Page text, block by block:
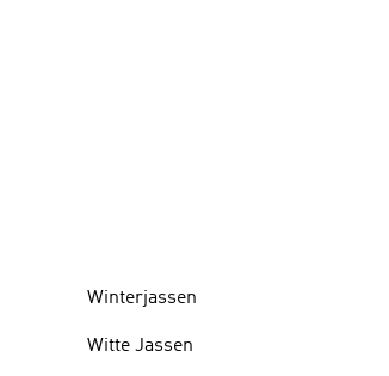
Winterjassen
Witte Jassen